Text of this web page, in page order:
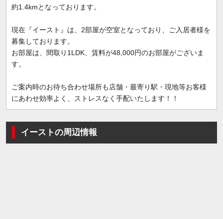
約1.4kmとなっております。
現在『イースト』は、2部屋が空室となっており、ご入居者様を
募集しております。
お部屋は、間取り1LDK、賃料が48,000円のお部屋がございま
す。
ご案内時のお待ち合わせ場所も店舗・最寄り駅・現地等お客様
にあわせ効率よく、ストレスなく手配いたします！！
イーストの周辺情報